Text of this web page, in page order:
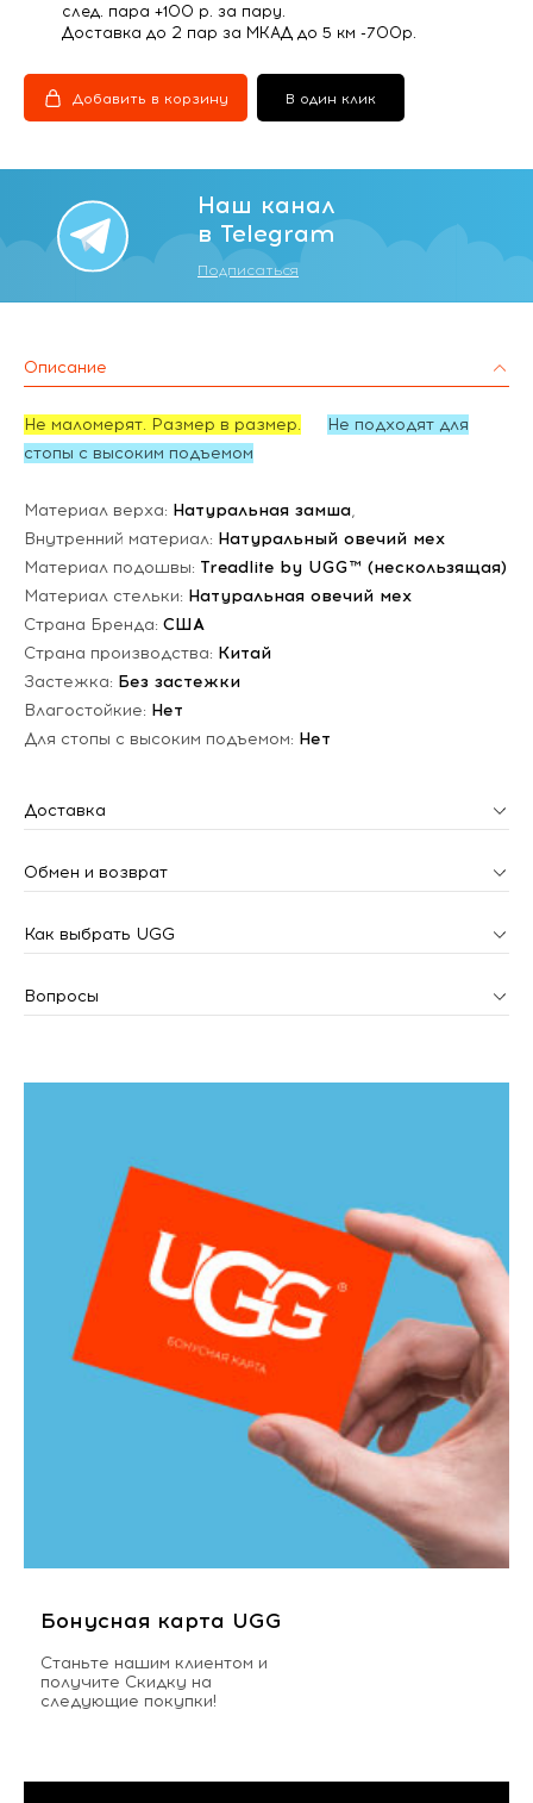
след. пара +100 р. за пару.
Доставка до 2 пар за МКАД до 5 км -700р.
Добавить в корзину В один клик
Наш канал
в Telegram
Подписаться
Описание
Не маломерят. Размер в размер.
Не подходят для
стопы с высоким подъемом
Материал верха: Натуральная замша,
Внутренний материал: Натуральный овечий мех
Материал подошвы: Treadlite by UGG™ (нескользящая)
Материал стельки: Натуральная овечий мех
Страна Бренда: США
Страна производства: Китай
Застежка: Без застежки
Влагостойкие: Нет
Для стопы с высоким подъемом: Нет
Доставка
Обмен и возврат
Как выбрать UGG
Вопросы
Бонусная карта UGG
Станьте нашим клиентом и
получите Скидку на
следующие покупки!